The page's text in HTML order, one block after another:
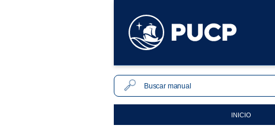
INICIO